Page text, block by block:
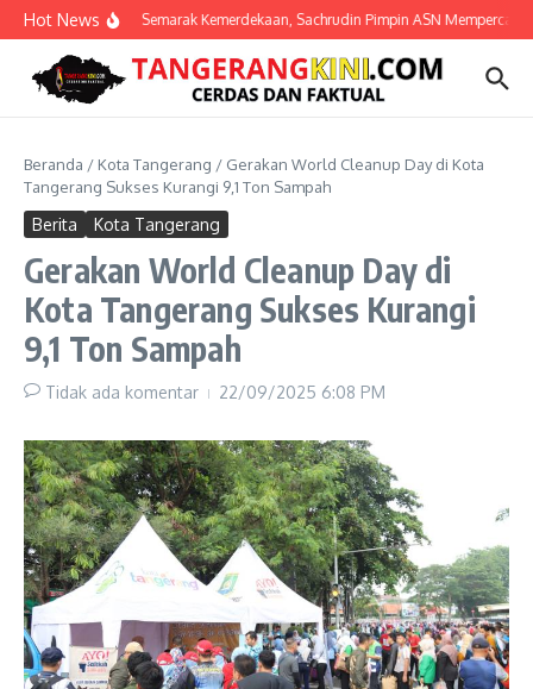
Lewati ke konten
Hot News Semarak Kemerdekaan, Sachrudin Pimpin ASN
Beranda / Kota Tangerang / Gerakan World Cleanup Day di Kota
Tangerang Sukses Kurangi 9,1 Ton Sampah
Berita Kota Tangerang
Gerakan World Cleanup Day di
Kota Tangerang Sukses Kurangi
9,1 Ton Sampah
Tidak ada komentar 22/09/2025 6:08 PM